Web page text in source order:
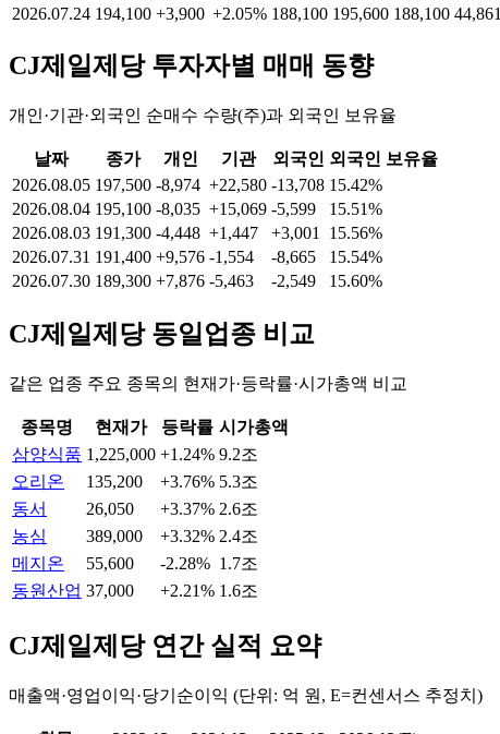
2026.07.24 194,100 +3,900 +2.05% 188,100 195,600 188,100 44,861
CJ제일제당투자자별 매매 동향
개인·기관·외국인 순매수 수량(주)과 외국인 보유율
날짜 종가 개인 기관 외국인 외국인 보유율
2026.08.05 197,500 -8,974 +22,580 -13,708 15.42%
2026.08.04 195,100 -8,035 +15,069 -5,599
15.51%
2026.08.03 191,300 -4,448 +1,447 +3,001
15.56%
2026.07.31 191,400 +9,576 -1,554 -8,665
15.54%
2026.07.30 189,300 +7,876 -5,463 -2,549 15.60%
CJ제일제당동일업종 비교
같은 업종 주요 종목의 현재가·등락률·시가총액 비교
종목명 현재가 등락률 시가총액
삼양식품 1,225,000 +1.24% 9.2조
오리온
135,200 +3.76% 5.3조
동서
26,050 +3.37% 2.6조
농심
389,000 +3.32% 2.4조
메지온
55,600 -2.28% 1.7조
동원산업 37,000 +2.21% 1.6조
CJ제일제당연간 실적 요약
매출액·영업이익·당기순이익 (단위: 억 원, E=컨센서스 추정치)